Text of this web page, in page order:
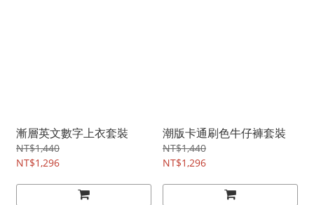
漸層英文數字上衣套裝
NT$1,440
NT$1,296
潮版卡通刷色牛仔褲套裝
NT$1,440
NT$1,296